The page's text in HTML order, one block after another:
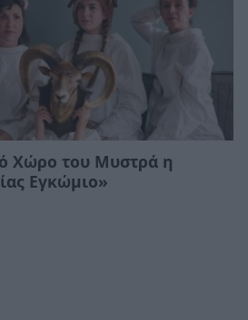
Χώρο του Μυστρά η
Εγκώμιο»